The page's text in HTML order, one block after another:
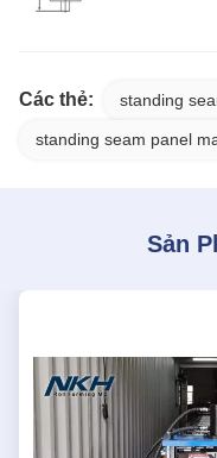
Các thẻ: standing
standing seam panel
Sản